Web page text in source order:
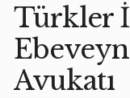
Türkler
Avukatı